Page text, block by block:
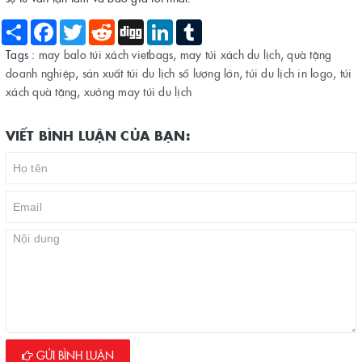
Share Facebook
Twitter Reddit Digg LinkedIn
Tags : may balo túi xách vietbags, may túi xách du lịch,quà tặng
doanh nghiệp, sản xuất túi du lịch số lượng lớn,túi du lịch in logo, túi
xách quà tặng, xưởng may túi du lịch
VIẾT BÌNH LUẬN CỦA BẠN:
GỬI BÌNH LUẬN